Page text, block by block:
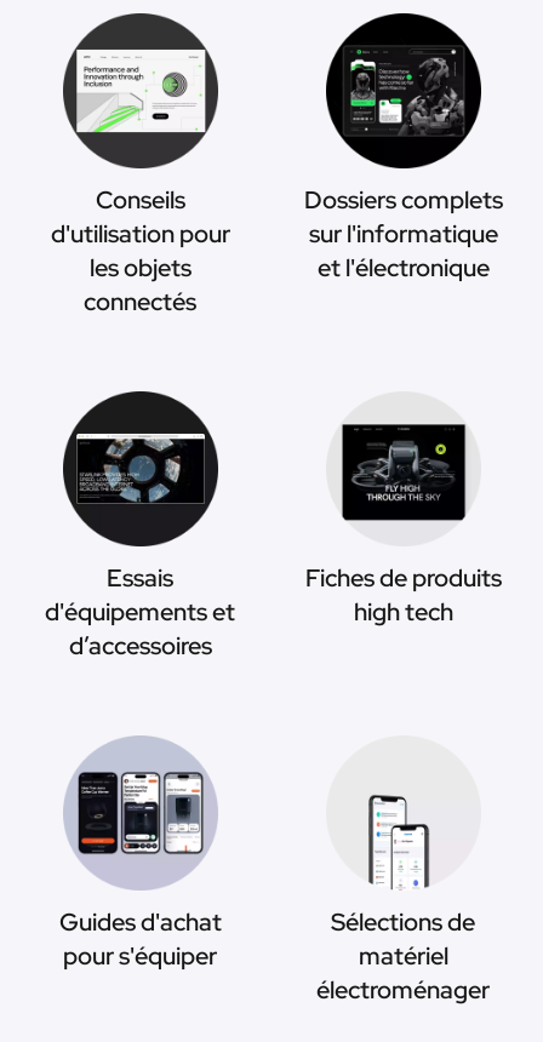
Conseils
d'utilisation pour
les objets
connectés
Dossiers complets
sur l'informatique
et l'électronique
Essais
d'équipements et
d’accessoires
Fiches de produits
high tech
Guides d'achat
pour s'équiper
Sélections de
matériel
électroménager